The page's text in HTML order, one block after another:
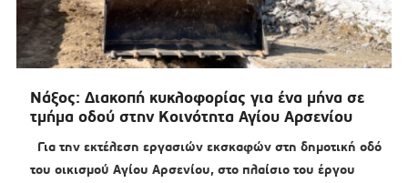
Νάξος: Διακοπή κυκλοφορίας για ένα μήνα σε
τμήμα οδού στην Κοινότητα Αγίου Αρσενίου
Για την εκτέλεση εργασιών εκσκαφών στη δημοτική οδό
του οικισμού Αγίου Αρσενίου, στο πλαίσιο του έργου